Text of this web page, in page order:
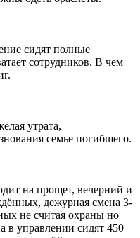
сидят полные
сотрудников. В чем
утрата,
семье погибшего.
на прощет, вечерний и
дежурная смена 3-
не считая охраны но
в управлении сидят 450